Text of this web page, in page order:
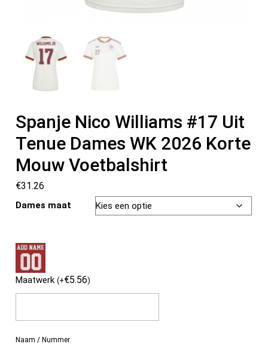
Spanje Nico Williams #17 Uit
Tenue Dames WK 2026 Korte
Mouw Voetbalshirt
€31.26
Dames maat
Maatwerk(+€5.56)
Naam / Nummer